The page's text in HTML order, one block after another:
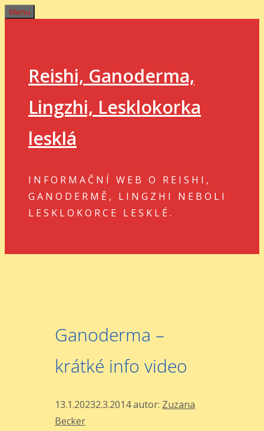
Přeskočit
Menu
Reishi, Ganoderma,
Lingzhi, Lesklokorka
lesklá
INFORMAČNÍ WEB O REISHI,
GANODERMĚ, LINGZHI NEBOLI
LESKLOKORCE LESKLÉ.
Ganoderma –
krátké info video
13.1.20232.3.2014autor: Zuzana
Becker